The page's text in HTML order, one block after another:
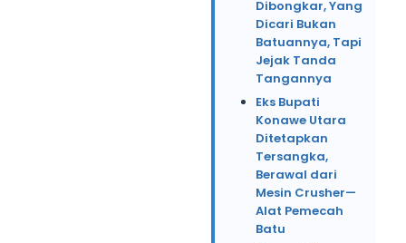
Dibongkar, Yang
Dicari Bukan
Batuannya, Tapi
Jejak Tanda
Tangannya
Eks Bupati
Konawe Utara
Ditetapkan
Tersangka,
Berawal dari
Mesin Crusher—
Alat Pemecah
Batu